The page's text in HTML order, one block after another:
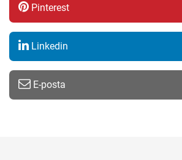
Pinterest
Linkedin
E-posta